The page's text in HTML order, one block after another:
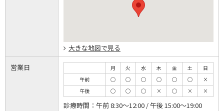
大きな地図で見る
営業日 月 火 水 木 金 土
日
午前
◯ ◯ ◯ ◯ ◯ ◯
×
午後
◯ ◯ ◯ × ◯ × ×
診療時間： 午前 8:30～12:00 / 午後 15:00～19:00